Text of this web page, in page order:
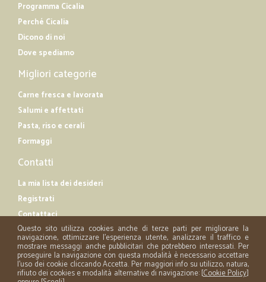
Programma Cicalia
Perché Cicalia
Dicono di noi
Dove spediamo
Migliori categorie
Carne fresca e lavorata
Salumi e affettati
Pasta, riso e cerali
Formaggi
Contatti
La mia lista dei desideri
Registrati
Contattaci
Questo sito utilizza cookies anche di terze parti per migliorare la
navigazione, ottimizzare l'esperienza utente, analizzare il traffico e
mostrare messaggi anche pubblicitari che potrebbero interessati. Per
proseguire la navigazione con questa modalità è necessario accettare
l'uso dei cookie cliccando Accetta. Per maggiori info su utilizzo, natura,
rifiuto dei cookies e modalità alternative di navigazione: [Cookie Policy]